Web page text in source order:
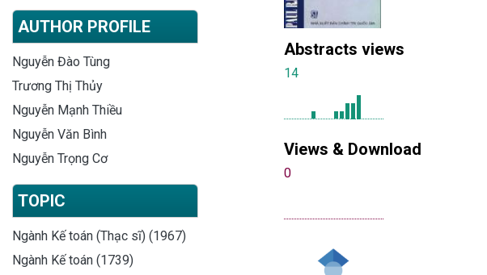
AUTHOR PROFILE
Nguyễn Đào Tùng
Trương Thị Thủy
Nguyễn Mạnh Thiều
Nguyễn Văn Bình
Nguyễn Trọng Cơ
TOPIC
Ngành Kế toán (Thạc sĩ) (1967)
Ngành Kế toán (1739)
Abstracts views
14
Views & Download
0